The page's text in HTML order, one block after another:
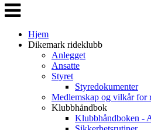
Veksle
navigasjon
Hjem
Dikemark rideklubb
Anlegget
Ansatte
Styret
Styredokumenter
Medlemskap og vilkår for
Klubbhåndbok
Klubbhåndboken -